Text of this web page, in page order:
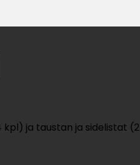
ja taustan ja sidelistat (2